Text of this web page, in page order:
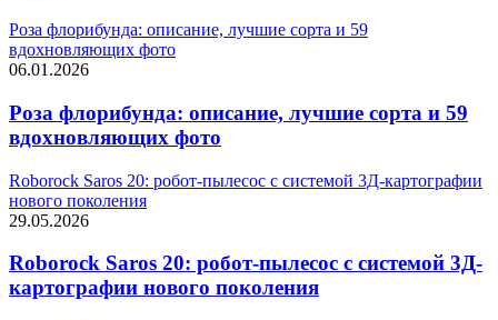
Роза флорибунда: описание, лучшие сорта и 59
вдохновляющих фото
06.01.2026
Роза флорибунда: описание, лучшие сорта и 59
вдохновляющих фото
Roborock Saros 20: робот-пылесос с системой 3Д-картографии
нового поколения
29.05.2026
Roborock Saros 20: робот-пылесос с системой 3Д-
картографии нового поколения